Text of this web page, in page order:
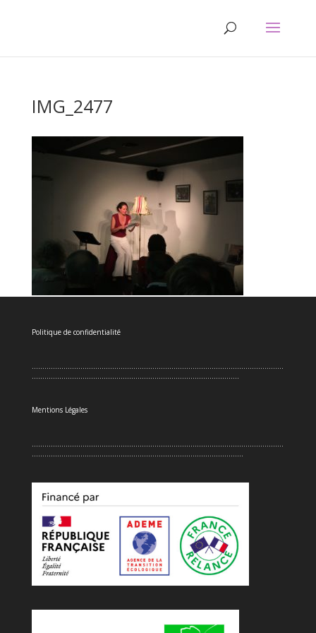
IMG_2477
Politique de confidentialité
.......................................................................................................................
..................................................................................................
Mentions Légales
.......................................................................................................................
....................................................................................................